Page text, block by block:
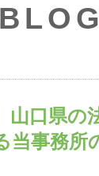
山口県
当事務所